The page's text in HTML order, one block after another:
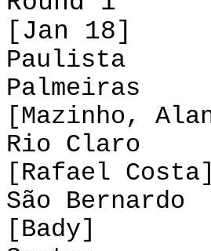
[Jan 18]
Paulista
[Mazinho,
Rio
[Rafael Costa]
São
[Bady]